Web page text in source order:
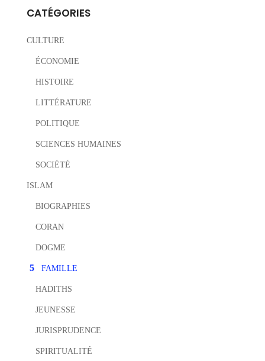
CATÉGORIES
CULTURE
ÉCONOMIE
HISTOIRE
LITTÉRATURE
POLITIQUE
SCIENCES HUMAINES
SOCIÉTÉ
ISLAM
BIOGRAPHIES
CORAN
DOGME
FAMILLE
HADITHS
JEUNESSE
JURISPRUDENCE
SPIRITUALITÉ